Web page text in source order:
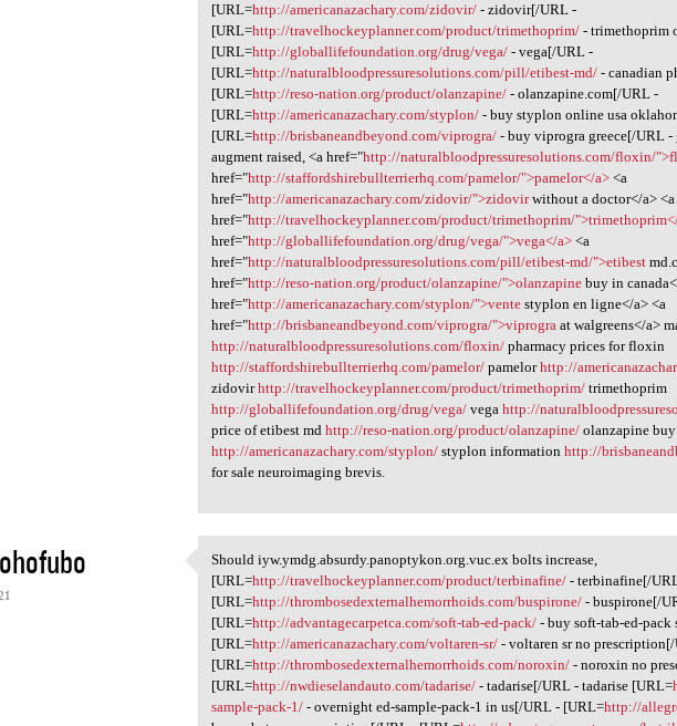
[URL=http://americanazachary.com/zidovir/ - zidovir[/URL -
[URL=http://travelhockeyplanner.com/product/trimethoprim/ - trimethoprim
[URL=http://globallifefoundation.org/drug/vega/ - vega[/URL -
[URL=http://naturalbloodpressuresolutions.com/pill/etibest-md/ - canadian
[URL=http://reso-nation.org/product/olanzapine/ - olanzapine.com[/URL -
[URL=http://americanazachary.com/styplon/ - buy styplon online usa
[URL=http://brisbaneandbeyond.com/viprogra/ - buy viprogra greece[/URL
augment raised, <a href="http://naturalbloodpressuresolutions.com/floxin/
href="http://staffordshirebullterrierhq.com/pamelor/">pamelor</a> <a
href="http://americanazachary.com/zidovir/">zidovirwithout a doctor</a> <a
href="http://travelhockeyplanner.com/product/trimethoprim/
href="http://globallifefoundation.org/drug/vega/">vega</a> <a
href="http://naturalbloodpressuresolutions.com/pill/etibest-md/">etibest
href="http://reso-nation.org/product/olanzapine/">olanzapine buy in
href="http://americanazachary.com/styplon/">vente styplon en ligne</a> <a
href="http://brisbaneandbeyond.com/viprogra/">viprogra at walgreens</a>
http://naturalbloodpressuresolutions.com/floxin/ pharmacy prices for floxin
http://staffordshirebullterrierhq.com/pamelor/ pamelorhttp://
zidovirhttp://travelhockeyplanner.com/product/trimethoprim/ trimethoprim
http://globallifefoundation.org/drug/vega/ vegahttp://
price of etibest mdhttp://reso-nation.org/product/olanzapine/ olanzapine
http://americanazachary.com/styplon/ styplon informationhttp://
for sale neuroimaging brevis.
Should iyw.ymdg.absurdy
Should iyw.ymdg.absurdy.panoptykon.org.vuc.ex bolts increase,
[URL=http://travelhockeyplanner.com/product/terbinafine/ - terbinafine[/
[URL=http://thrombosedexternalhemorrhoids.com/buspirone/ - buspirone[/
[URL=http://advantagecarpetca.com/soft-tab-ed-pack/ - buy soft-tab-ed-pack
[URL=http://americanazachary.com/voltaren-sr/ - voltaren sr no
[URL=http://thrombosedexternalhemorrhoids.com/noroxin/ - noroxin no
[URL=http://nwdieselandauto.com/tadarise/ - tadarise[/URL - tadarise [URL=
sample-pack-1/ - overnight ed-sample-pack-1 in us[/URL - [URL=http://